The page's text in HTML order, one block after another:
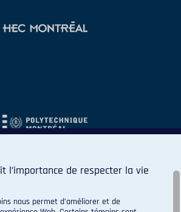
l’importance de respecter la vie
nous permet d’améliorer et de